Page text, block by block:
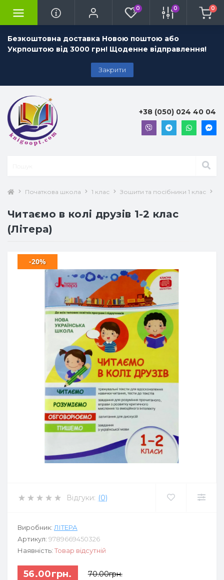
Безкоштовна доставка Новою поштою або
Укрпоштою від 3000 грн! Щоденне відправлення!
Закрити
0 0 0
+38 (050) 024 40 04
Початкова школа 1 клас Зошити та посібники 1 клас
Читаємо в колі друзів 1-2 клас
(Літера)
-20%
Відгуки: (0)
Виробник: ЛІТЕРА
Артикул: 9789669450326
Наявність: Товар відсутній
56.00грн. 70.00грн.